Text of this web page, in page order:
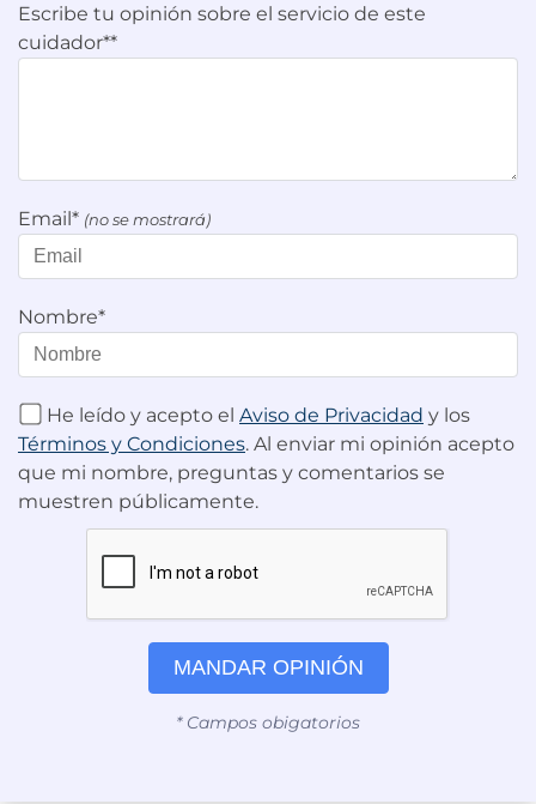
Escribe tu opinión sobre el servicio de este
cuidador**
Email* (no se mostrará)
Nombre*
He leído y acepto el Aviso de Privacidad y los
Términos y Condiciones. Al enviar mi opinión acepto
que mi nombre, preguntas y comentarios se
muestren públicamente.
MANDAR OPINIÓN
* Campos obigatorios